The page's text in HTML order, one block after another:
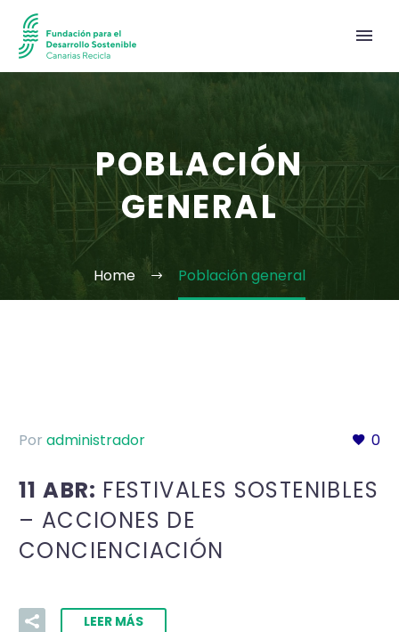
POBLACIÓN
GENERAL
Home Población general
0
Por administrador
11 ABR: FESTIVALES SOSTENIBLES
– ACCIONES DE
CONCIENCIACIÓN
LEER MÁS